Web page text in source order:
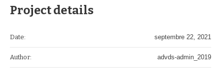
Project details
Date: septembre 22, 2021
Author: advds-admin_2019